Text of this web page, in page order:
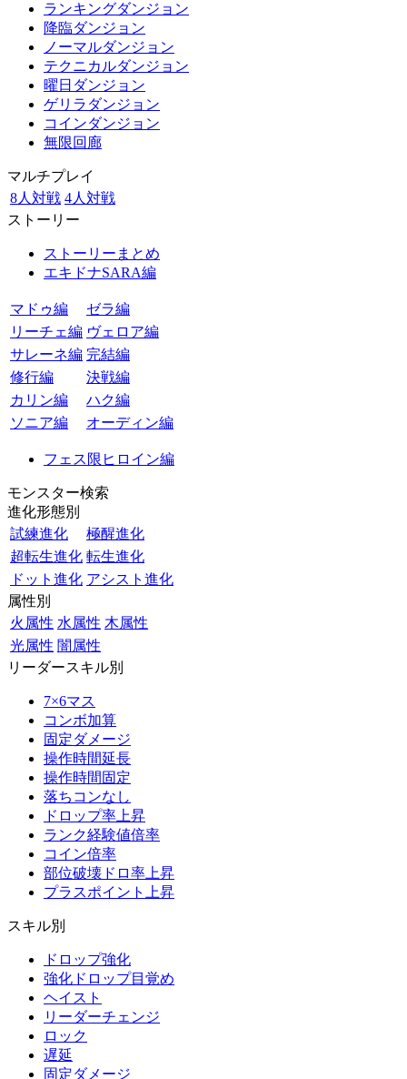
ランキングダンジョン
降臨ダンジョン
ノーマルダンジョン
テクニカルダンジョン
曜日ダンジョン
ゲリラダンジョン
コインダンジョン
無限回廊
マルチプレイ
8人対戦 4人対戦
ストーリー
ストーリーまとめ
エキドナSARA編
マドゥ編
ゼラ編
リーチェ編 ヴェロア編
サレーネ編 完結編
修行編
決戦編
カリン編
ハク編
ソニア編
オーディン編
フェス限ヒロイン編
モンスター検索
進化形態別
試練進化
極醒進化
超転生進化 転生進化
ドット進化 アシスト進化
属性別
火属性 水属性 木属性
光属性 闇属性
リーダースキル別
7×6マス
コンボ加算
固定ダメージ
操作時間延長
操作時間固定
落ちコンなし
ドロップ率上昇
ランク経験値倍率
コイン倍率
部位破壊ドロ率上昇
プラスポイント上昇
スキル別
ドロップ強化
強化ドロップ目覚め
ヘイスト
リーダーチェンジ
ロック
遅延
固定ダメージ